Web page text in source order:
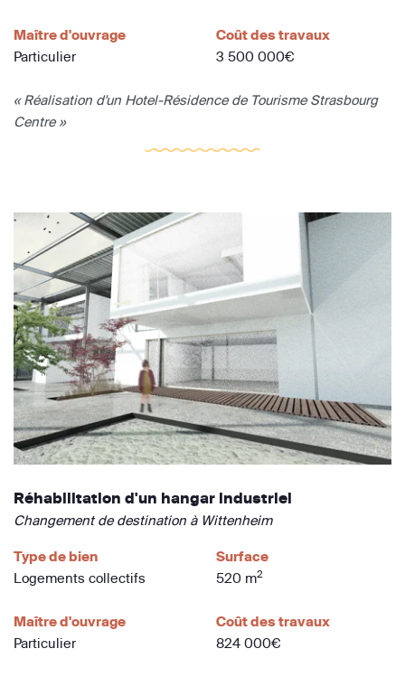
Maître d'ouvrage
Particulier
Coût des travaux
3 500 000€
« Réalisation d'un Hotel-Résidence de Tourisme Strasbourg
Centre »
Réhabilitation d'un hangar industriel
Changement de destination à Wittenheim
Type de bien
Logements collectifs
Surface
520 m2
Maître d'ouvrage
Particulier
Coût des travaux
824 000€